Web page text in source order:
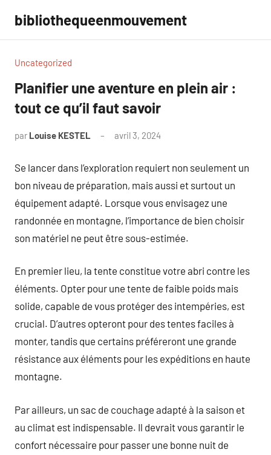
contenu
bibliothequeenmouvement
Uncategorized
Planifier une aventure en plein air :
tout ce qu’il faut savoir
par Louise KESTEL avril 3, 2024
Se lancer dans l’exploration requiert non seulement un
bon niveau de préparation, mais aussi et surtout un
équipement adapté. Lorsque vous envisagez une
randonnée en montagne, l’importance de bien choisir
son matériel ne peut être sous-estimée.
En premier lieu, la tente constitue votre abri contre les
éléments. Opter pour une tente de faible poids mais
solide, capable de vous protéger des intempéries, est
crucial. D’autres opteront pour des tentes faciles à
monter, tandis que certains préféreront une grande
résistance aux éléments pour les expéditions en haute
montagne.
Par ailleurs, un sac de couchage adapté à la saison et
au climat est indispensable. Il devrait vous garantir le
confort nécessaire pour passer une bonne nuit de